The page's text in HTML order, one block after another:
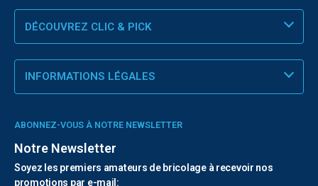
DÉCOUVREZ CLIC & PICK
INFORMATIONS LÉGALES
ABONNEZ-VOUS À NOTRE NEWSLETTER
Notre Newsletter
Soyez les premiers amateurs de bricolage à recevoir nos
promotions par e-mail: